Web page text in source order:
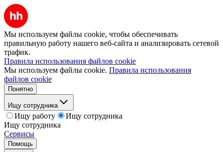
Мы используем файлы cookie, чтобы обеспечивать
правильную работу нашего веб-сайта и анализировать сетевой
трафик.
Правила использования файлов cookie
Мы используем файлы cookie. Правила использования
файлов cookie
Понятно
Ищу сотрудника
Ищу работу
Ищу сотрудника
Ищу сотрудника
Сервисы
Помощь